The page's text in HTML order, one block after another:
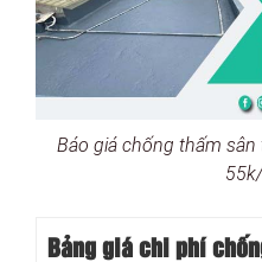
Báo giá chống thấm
Bảng giá chi phí